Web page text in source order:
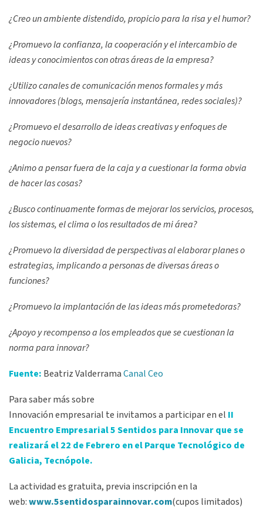
¿Creo un ambiente distendido, propicio para la risa y el humor?
¿Promuevo la confianza, la cooperación y el intercambio de
ideas y conocimientos con otras áreas de la empresa?
¿Utilizo canales de comunicación menos formales y más
innovadores (blogs, mensajería instantánea, redes sociales)?
¿Promuevo el desarrollo de ideas creativas y enfoques de
negocio nuevos?
¿Animo a pensar fuera de la caja y a cuestionar la forma obvia
de hacer las cosas?
¿Busco continuamente formas de mejorar los servicios, procesos,
los sistemas, el clima o los resultados de mi área?
¿Promuevo la diversidad de perspectivas al elaborar planes o
estrategias, implicando a personas de diversas áreas o
funciones?
¿Promuevo la implantación de las ideas más prometedoras?
¿Apoyo y recompenso a los empleados que se cuestionan la
norma para innovar?
Fuente: Beatriz ValderramaCanal Ceo
Para saber más sobre
Innovación empresarial te invitamos a participar en el II
Encuentro Empresarial 5 Sentidos para Innovar que se
realizará el 22 de Febrero en el Parque Tecnológico de
Galicia, Tecnópole.
La actividad es gratuita, previa inscripción en la
web:www.5sentidosparainnovar.com(cupos limitados)